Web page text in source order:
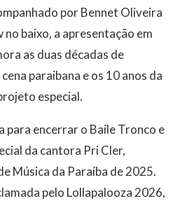
por Bennet Oliveira
no baixo, a apresentação em
as duas décadas de
paraibana e os 10 anos da
especial.
para encerrar o Baile Tronco e
da cantora Pri Cler,
Música da Paraíba de 2025.
pelo Lollapalooza 2026,